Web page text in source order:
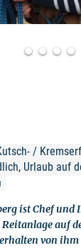
/
Urlaub auf
ist Chef und
auf
von ihm